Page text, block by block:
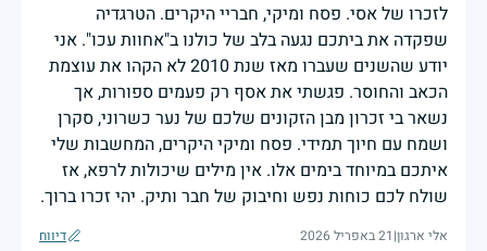
לזכרו של אסי. פסח ומיקי, חבריי היקרים. הטרגדיה
שפקדה את ביתכם נגעה בלב של כולנו ב"אחוות עכו". אני
יודע שהשנים שעברו מאז שנת 2010 לא הקהו את עוצמת
הכאב והחוסר. פגשתי את אסף רק פעמים ספורות, אך
נשאר בי זכרון מבן הזקונים שלכם של נער כשרוני, סקרן
ושמח עם חיוך תמידי. פסח ומיקי היקרים, המחשבות שלי
איתכם במיוחד בימים אלו. אין מילים שיכולות לרפא, אז
שולח לכם כוחות נפש וחיבוק של חבר ותיק. יהי זכרו ברוך.
אלי ארגון|21 באפריל 2026 דיווח